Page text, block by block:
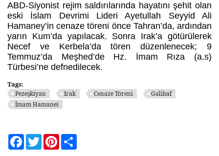
ABD-Siyonist rejim saldırılarında hayatını şehit olan
eski İslam Devrimi Lideri Ayetullah Seyyid Ali
Hamaney’in cenaze töreni önce Tahran’da, ardından
yarın Kum’da yapılacak. Sonra Irak’a götürülerek
Necef ve Kerbela’da tören düzenlenecek; 9
Temmuz’da Meşhed’de Hz. İmam Rıza (a.s)
Türbesi’ne defnedilecek.
Tags:
Pezeşkiyan Irak Cenaze Töreni
Galibaf
İmam Hamanei
FacebookTwitterPinterest